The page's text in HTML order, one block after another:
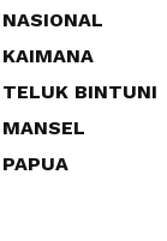
NASIONAL
KAIMANA
TELUK BINTUNI
MANSEL
PAPUA